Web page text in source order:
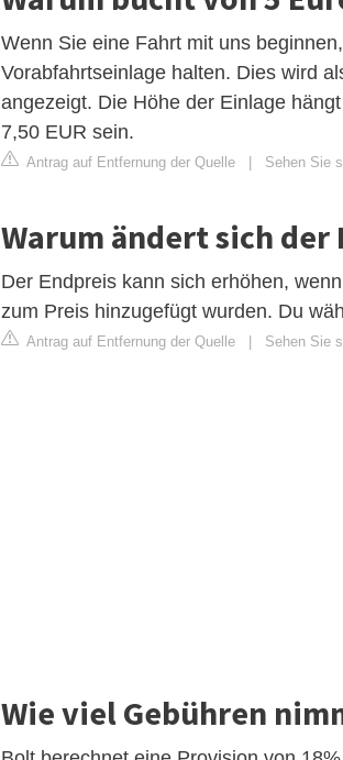
Wenn Sie eine Fahrt mit uns
Vorabfahrtseinlage halten. Dies wird
angezeigt. Die Höhe der Einlage
7,50 EUR sein.
Antrag auf Entfernung der Quelle Sehen Sie
Warum ändert sich der
Der Endpreis kann sich erhöhen,
zum Preis hinzugefügt wurden. Du
Antrag auf Entfernung der Quelle Sehen Sie
Wie viel Gebühren